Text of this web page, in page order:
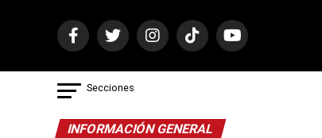
Secciones
INFORMACIÓN GENERAL